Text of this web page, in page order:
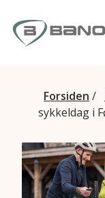
Våre
Om Bano Life
Kontakt oss
Forsiden /
sykkeldag i